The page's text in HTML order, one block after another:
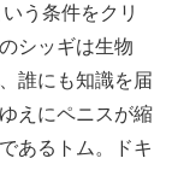
う条件をクリ
シッギは生物
誰にも知識を届
えにペニスが縮
あるトム。ドキ